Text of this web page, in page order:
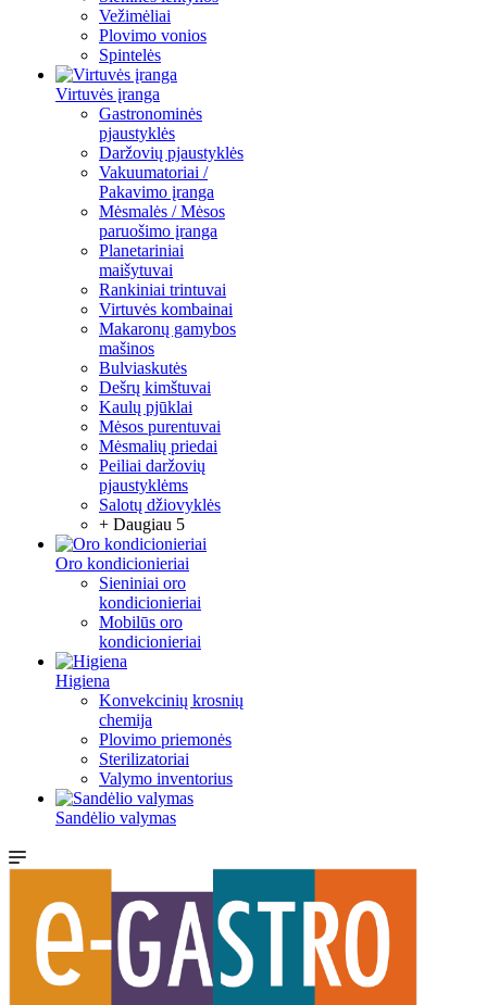
Vežimėliai
Plovimo vonios
Spintelės
Virtuvės įranga
Gastronominės
pjaustyklės
Daržovių pjaustyklės
Vakuumatoriai /
Pakavimo įranga
Mėsmalės / Mėsos
paruošimo įranga
Planetariniai
maišytuvai
Rankiniai trintuvai
Virtuvės kombainai
Makaronų gamybos
mašinos
Bulviaskutės
Dešrų kimštuvai
Kaulų pjūklai
Mėsos purentuvai
Mėsmalių priedai
Peiliai daržovių
pjaustyklėms
Salotų džiovyklės
+ Daugiau 5
Oro kondicionieriai
Sieniniai oro
kondicionieriai
Mobilūs oro
kondicionieriai
Higiena
Konvekcinių krosnių
chemija
Plovimo priemonės
Sterilizatoriai
Valymo inventorius
Sandėlio valymas